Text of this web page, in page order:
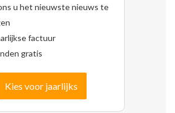
u het nieuwste nieuws te
factuur
gratis
Kies voor jaarlijks